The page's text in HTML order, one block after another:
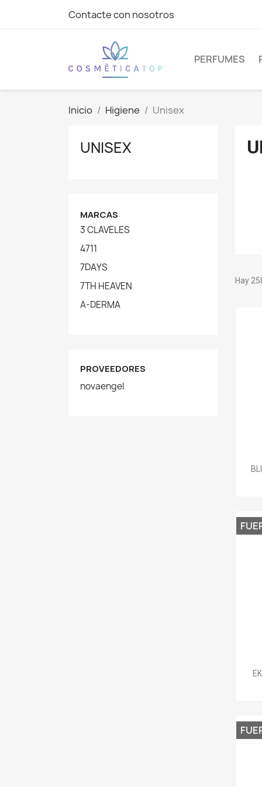
Contacte con nosotros
PERFUMES
Inicio Higiene Unisex
UNISEX
MARCAS
3 CLAVELES
4711
7DAYS
7TH HEAVEN
A-DERMA
PROVEEDORES
novaengel
Hay